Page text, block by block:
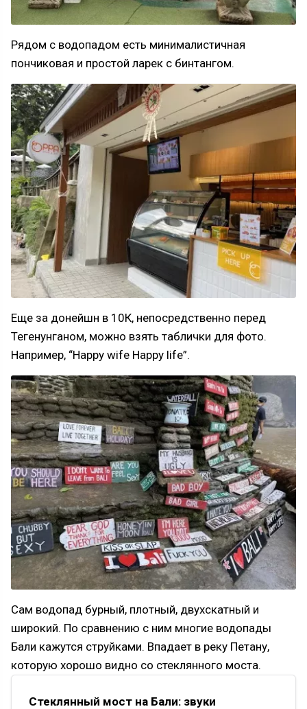
Рядом с водопадом есть минималистичная
пончиковая и простой ларек с бинтангом.
Еще за донейшн в 10К, непосредственно перед
Тегенунганом, можно взять таблички для фото.
Например, “Happy wife Happy life”.
Сам водопад бурный, плотный, двухскатный и
широкий. По сравнению с ним многие водопады
Бали кажутся струйками. Впадает в реку Петану,
которую хорошо видно со стеклянного моста.
Стеклянный мост на Бали: звуки